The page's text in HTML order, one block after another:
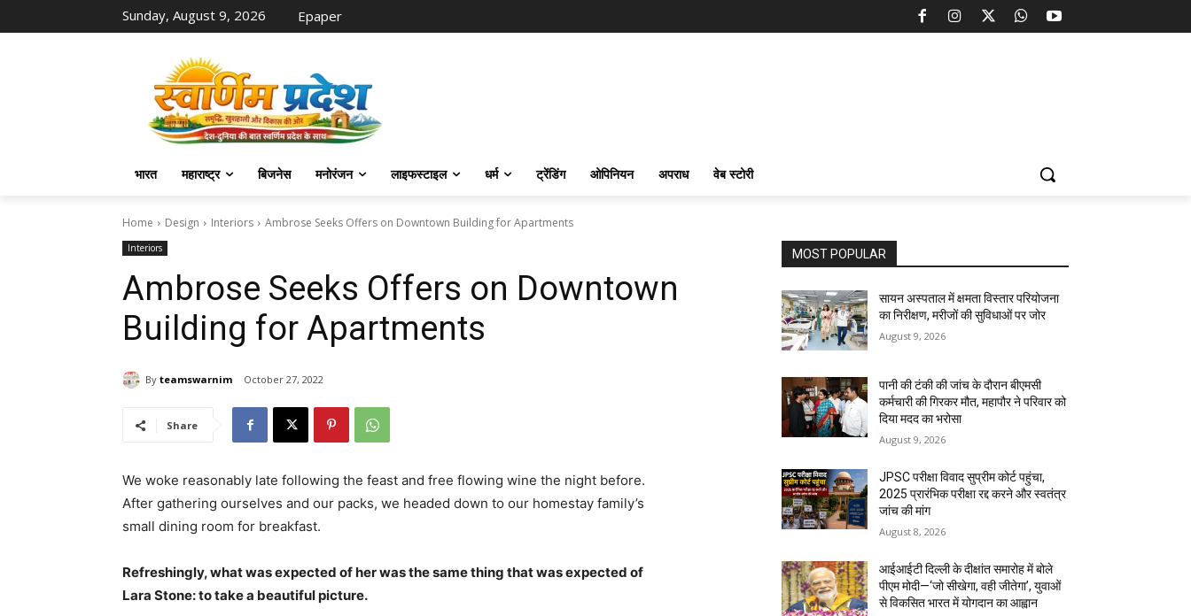
Sunday, August 9, 2026 Epaper
भारत महाराष्ट्र बिजनेस मनोरंजन लाइफस्‍टाइल धर्म ट्रेंडिंग ओपिनियन अपराध वेब स्टोरी
Home Design Interiors Ambrose Seeks Offers on Downtown Building for Apartments
Interiors
Ambrose Seeks Offers on Downtown
Building for Apartments
By teamswarnim October 27, 2022
Share
We woke reasonably late following the feast and free flowing wine the night before.
After gathering ourselves and our packs, we headed down to our homestay family’s
small dining room for breakfast.
Refreshingly, what was expected of her was the same thing that was expected of
Lara Stone: to take a beautiful picture.
MOST POPULAR
सायन अस्पताल में क्षमता विस्तार परियोजना
का निरीक्षण, मरीजों की सुविधाओं पर जोर
August 9, 2026
पानी की टंकी की जांच के दौरान बीएमसी
कर्मचारी की गिरकर मौत, महापौर ने परिवार को
दिया मदद का भरोसा
August 9, 2026
JPSC परीक्षा विवाद सुप्रीम कोर्ट पहुंचा,
2025 प्रारंभिक परीक्षा रद्द करने और स्वतंत्र
जांच की मांग
August 8, 2026
आईआईटी दिल्ली के दीक्षांत समारोह में बोले
पीएम मोदी—‘जो सीखेगा, वही जीतेगा’, युवाओं
से विकसित भारत में योगदान का आह्वान